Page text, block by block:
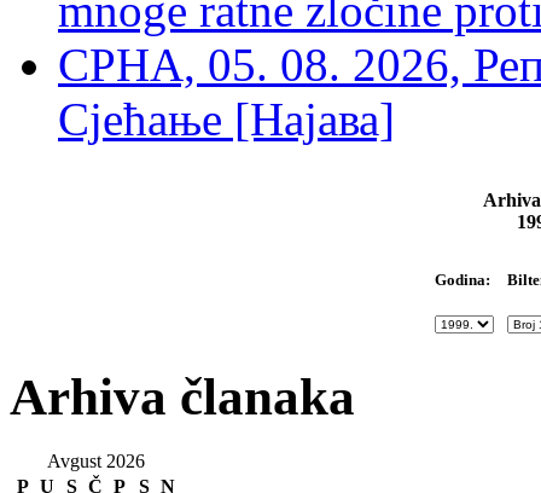
СРНА, 05. 08. 2026,
Сјећање [Најава]
Godina:
Arhiva članaka
Avgust 2026
P U S Č P S N